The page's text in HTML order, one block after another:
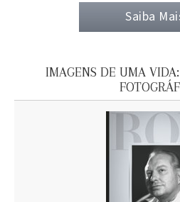
Saiba
IMAGENS DE UMA